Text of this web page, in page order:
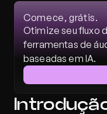
Comece, grátis.
Otimize seu fluxo
ferramentas de
baseadas em IA.